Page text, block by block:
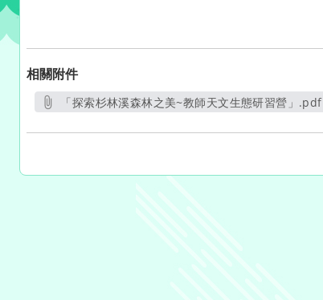
相關附件
「探索杉林溪森林之美~教師天文生態研習營」.pdf